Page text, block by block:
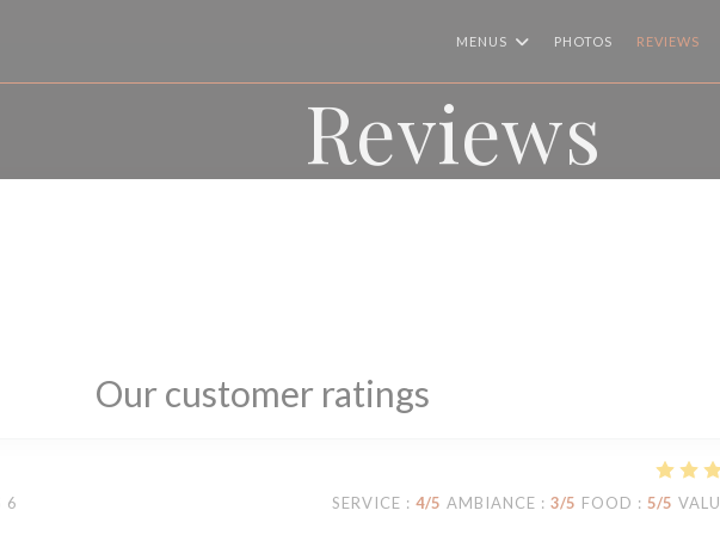
MENUS PHOTOS REVIEWS
Reviews
Our customer ratings
6 SERVICE : 4/5 AMBIANCE : 3/5 FOOD : 5/5